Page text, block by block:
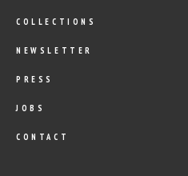
COLLECTIONS
NEWSLETTER
PRESS
JOBS
CONTACT